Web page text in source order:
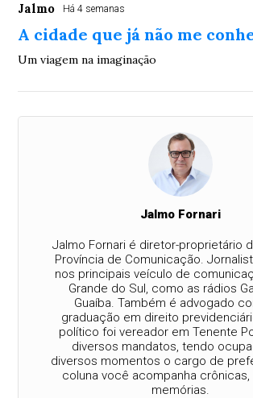
Jalmo Há 4 semanas
A cidade que já não me
Um viagem na imaginação
Jalmo Fornari
Jalmo Fornari é diretor-proprietário
Província de Comunicação.
nos principais veículo de
Grande do Sul, como as rádios
Guaíba. Também é advogado
graduação em direito
político foi vereador em Tenente
diversos mandatos, tendo
diversos momentos o cargo de
coluna você acompanha
memórias.